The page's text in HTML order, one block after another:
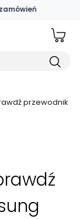
przewodnik